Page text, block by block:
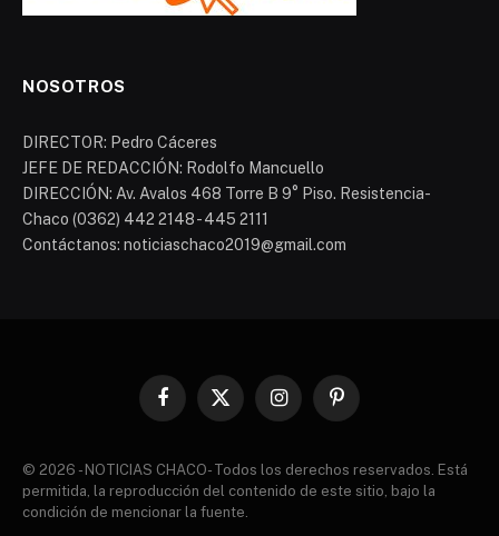
NOSOTROS
DIRECTOR: Pedro Cáceres
JEFE DE REDACCIÓN: Rodolfo Mancuello
DIRECCIÓN: Av. Avalos 468 Torre B 9° Piso. Resistencia-
Chaco (0362) 442 2148 - 445 2111
Contáctanos: noticiaschaco2019@gmail.com
Facebook
X
InstagramPinterest
© 2026 - NOTICIAS CHACO- Todos los derechos reservados. Está
permitida, la reproducción del contenido de este sitio, bajo la
condición de mencionar la fuente.